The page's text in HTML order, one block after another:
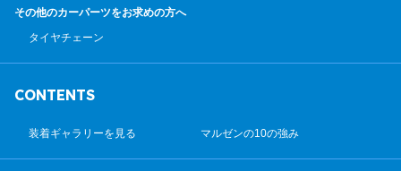
その他のカーパーツをお求めの方へ
タイヤチェーン
CONTENTS
装着ギャラリーを見る マルゼンの10の強み